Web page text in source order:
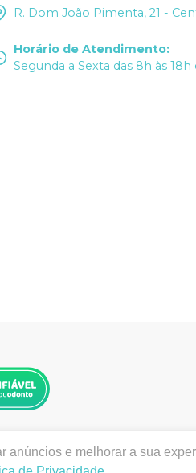
R. Dom João Pimenta, 21 -
Horário de Atendimento:
Segunda a Sexta das 8h às 18h
| www.dentalodontica.com.br |
| Autorizações de
anúncios e melhorar a sua